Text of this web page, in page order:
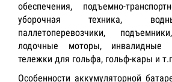
обеспечения, подъемно-
уборочная техника,
паллетоперевозчики,
лодочные моторы, инвалидные
тележки для гольфа, гольф-кары и
Особенности аккумуляторной